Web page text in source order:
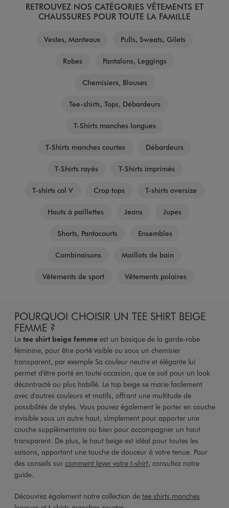
RETROUVEZ NOS CATÉGORIES VÊTEMENTS ET
CHAUSSURES POUR TOUTE LA FAMILLE
Vestes, Manteaux Pulls, Sweats, Gilets
Robes Pantalons, Leggings
Chemisiers, Blouses
Tee-shirts, Tops, Débardeurs
T-Shirts manches longues
T-Shirts manches courtes Débardeurs
T-Shirts rayés T-Shirts imprimés
T-shirts col V Crop tops T-shirts oversize
Hauts à paillettes Jeans Jupes
Shorts, Pantacourts Ensembles
Combinaisons Maillots de bain
Vêtements de sport Vêtements polaires
POURQUOI CHOISIR UN TEE SHIRT BEIGE
FEMME ?
Le tee shirt beige femmeest un basique de la garde-robe
féminine, pour être porté visible ou sous un chemisier
transparent, par exemple Sa couleur neutre et élégante lui
permet d'être porté en toute occasion, que ce soit pour un look
décontracté ou plus habillé. Le top beige se marie facilement
avec d'autres couleurs et motifs, offrant une multitude de
possibilités de styles. Vous pouvez également le porter en couche
invisible sous un autre haut, simplement pour apporter une
couche supplémentaire ou bien pour accompagner un haut
transparent. De plus, le haut beige est idéal pour toutes les
saisons, apportant une touche de douceur à votre tenue. Pour
des conseils sur comment laver votre t-shirt, consultez notre
guide.
Découvrez également notre collection de tee shirts manches